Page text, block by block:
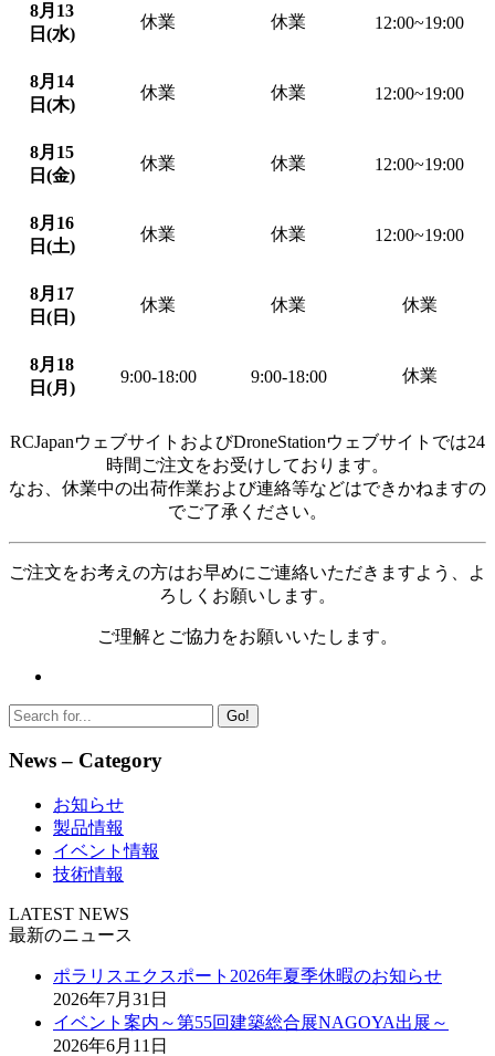
8月13
日(水)
休業 休業 12:00~19:00
8月14
日(木)
休業 休業 12:00~19:00
8月15
日(金)
休業 休業 12:00~19:00
8月16
日(土)
休業 休業 12:00~19:00
8月17
日(日)
休業 休業 休業
8月18
日(月)
9:00-18:00 9:00-18:00 休業
RCJapanウェブサイトおよびDroneStationウェブサイトでは24
時間ご注文をお受けしております。
なお、休業中の出荷作業および連絡等などはできかねますの
でご了承ください。
ご注文をお考えの方はお早めにご連絡いただきますよう、よ
ろしくお願いします。
ご理解とご協力をお願いいたします。
Go!
News – Category
お知らせ
製品情報
イベント情報
技術情報
LATEST NEWS
最新のニュース
ポラリスエクスポート2026年夏季休暇のお知らせ
2026年7月31日
イベント案内～第55回建築総合展NAGOYA出展～
2026年6月11日